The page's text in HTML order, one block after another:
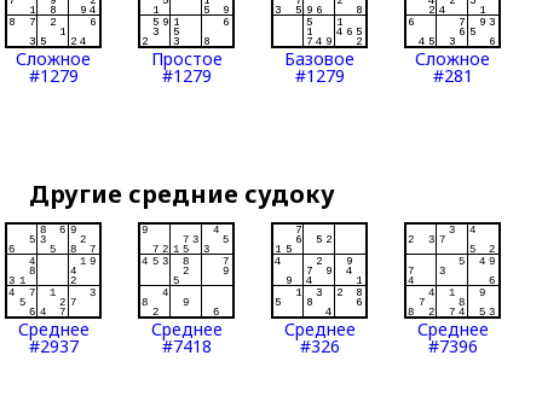
Сложное
#1279
Простое
#1279
Базовое
#1279
Сложное
#281
Другие средние судоку
Среднее
#2937
Среднее
#7418
Среднее
#326
Среднее
#7396